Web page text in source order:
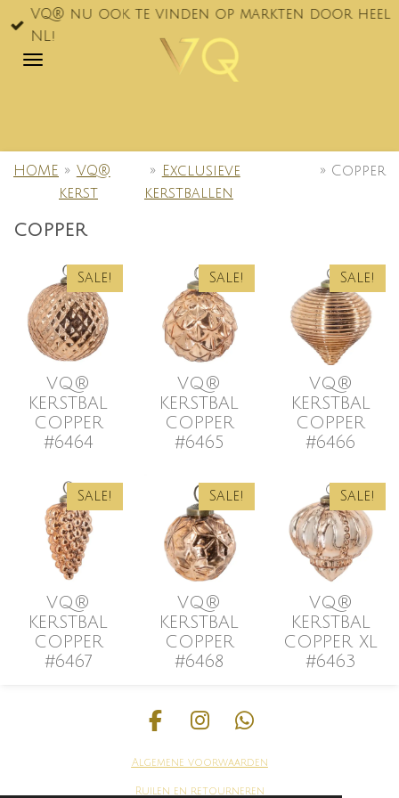
Ga
direct
naar
VQ® nu ook te vinden op markten door heel
NL!
HOME » VQ®
kerst
» Exclusieve
kerstballen
» Copper
COPPER
Sale!
VQ®
KERSTBAL
COPPER
#6464
Sale!
VQ®
KERSTBAL
COPPER
#6465
Sale!
VQ®
KERSTBAL
COPPER
#6466
Sale!
VQ®
KERSTBAL
COPPER
#6467
Sale!
VQ®
KERSTBAL
COPPER
#6468
Sale!
VQ®
KERSTBAL
COPPER XL
#6463
F
c
e
I
s
t
W
a
t
Algemene voorwaarden
Ruilen en retourneren